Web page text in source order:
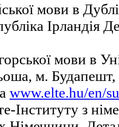
мови в
Ірландія
мови в
м.
www.elte.hu/en/
Інституту з